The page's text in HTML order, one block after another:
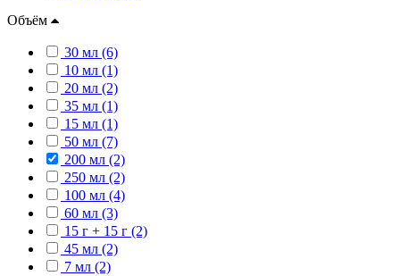
Объём
30 мл (6)
10 мл (1)
20 мл (2)
35 мл (1)
15 мл (1)
50 мл (7)
200 мл (2)
250 мл (2)
100 мл (4)
60 мл (3)
15 г + 15 г (2)
45 мл (2)
7 мл (2)